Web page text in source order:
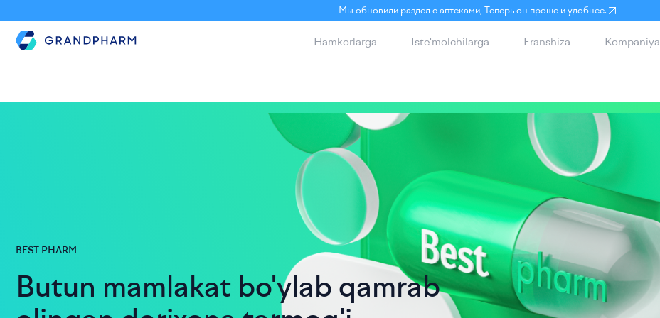
Мы обновили раздел с аптеками, Теперь он проще и удобнее.
Hamkorlarga Iste'molchilarga Franshiza Kompaniya
BEST PHARM
Butun mamlakat bo'ylab qamrab